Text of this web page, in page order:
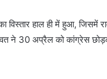
विस्तार हाल ही में हुआ, जिसमें
ने 30 अप्रैल को कांग्रेस